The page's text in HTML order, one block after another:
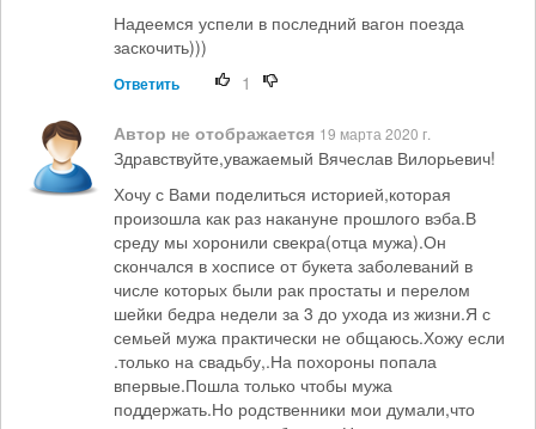
Надеемся успели в последний вагон поезда
заскочить)))
Ответить 1
Автор не отображается 19 марта 2020 г.
Здравствуйте,уважаемый Вячеслав Вилорьевич!
Хочу с Вами поделиться историей,которая
произошла как раз накануне прошлого вэба.В
среду мы хоронили свекра(отца мужа).Он
скончался в хосписе от букета заболеваний в
числе которых были рак простаты и перелом
шейки бедра недели за 3 до ухода из жизни.Я с
семьей мужа практически не общаюсь.Хожу если
.только на свадьбу,.На похороны попала
впервые.Пошла только чтобы мужа
поддержать.Но родственники мои думали,что